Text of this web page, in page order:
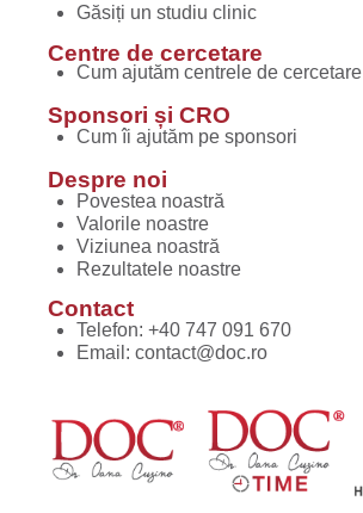
Găsiți un studiu clinic
Centre de cercetare
Cum ajutăm centrele de cercetare
Sponsori și CRO
Cum îi ajutăm pe sponsori
Despre noi
Povestea noastră
Valorile noastre
Viziunea noastră
Rezultatele noastre
Contact
Telefon: +40 747 091 670
Email: contact@doc.ro